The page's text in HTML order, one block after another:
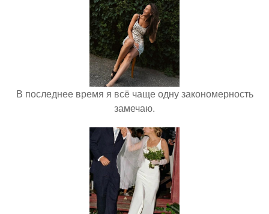
В последнее время я всё чаще одну закономерность
замечаю.